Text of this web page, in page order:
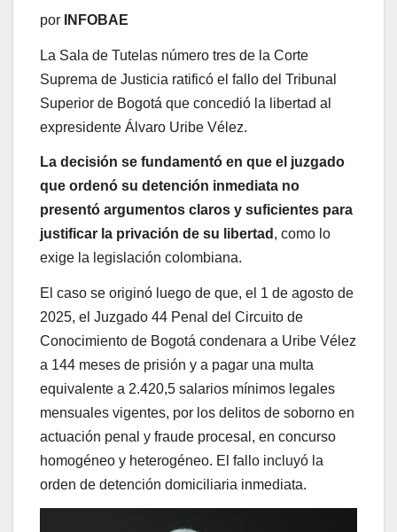
por INFOBAE
La Sala de Tutelas número tres de la Corte
Suprema de Justicia ratificó el fallo del Tribunal
Superior de Bogotá que concedió la libertad al
expresidente Álvaro Uribe Vélez.
La decisión se fundamentó en que el juzgado
que ordenó su detención inmediata no
presentó argumentos claros y suficientes para
justificar la privación de su libertad , como lo
exige la legislación colombiana.
El caso se originó luego de que, el 1 de agosto de
2025, el Juzgado 44 Penal del Circuito de
Conocimiento de Bogotá condenara a Uribe Vélez
a 144 meses de prisión y a pagar una multa
equivalente a 2.420,5 salarios mínimos legales
mensuales vigentes, por los delitos de soborno en
actuación penal y fraude procesal, en concurso
homogéneo y heterogéneo. El fallo incluyó la
orden de detención domiciliaria inmediata.